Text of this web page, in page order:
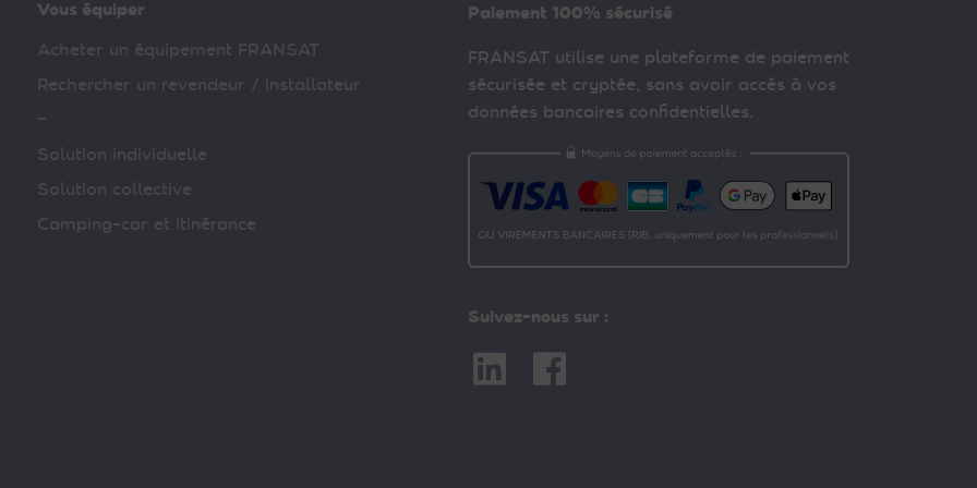
Vous équiper
Acheter un équipement FRANSAT
Rechercher un revendeur / installateur
–
Solution individuelle
Solution collective
Camping-car et itinérance
Paiement 100% sécurisé
FRANSAT utilise une plateforme de paiement
sécurisée et cryptée, sans avoir accès à vos
données bancaires confidentielles.
Suivez-nous sur :
Linkedin Facebook